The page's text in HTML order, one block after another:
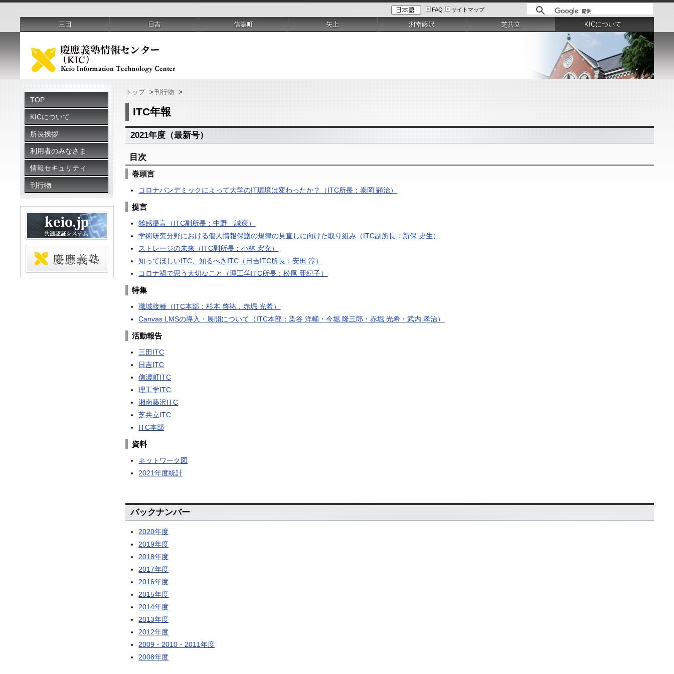
FAQ サイトマップ
TOP
KICについて
所長挨拶
利用者のみなさま
情報セキュリティ
刊行物
トップ > 刊行物 >
ITC年報
2021年度（最新号）
目次
巻頭言
コロナパンデミックによって大学のIT環境は変わったか？（ITC所長：泰岡 顕治）
提言
雑感提言（ITC副所長：中野 誠彦）
学術研究分野における個人情報保護の規律の見直しに向けた取り組み（ITC副所長：新保 史生）
ストレージの未来（ITC副所長：小林 宏充）
知ってほしいITC、知るべきITC（日吉ITC所長：安田 淳）
コロナ禍で思う大切なこと（理工学ITC所長：松尾 亜紀子）
特集
職域接種（ITC本部：杉本 啓祐，赤堀 光希）
Canvas LMSの導入・展開について（ITC本部：染谷 洋輔・今堀 隆三郎・赤堀 光希・武内 孝治）
活動報告
三田ITC
日吉ITC
信濃町ITC
理工学ITC
湘南藤沢ITC
芝共立ITC
ITC本部
資料
ネットワーク図
2021年度統計
バックナンバー
2020年度
2019年度
2018年度
2017年度
2016年度
2015年度
2014年度
2013年度
2012年度
2009・2010・2011年度
2008年度
三田 日吉 信濃町 矢上 湘南藤沢 芝共立 KICについて